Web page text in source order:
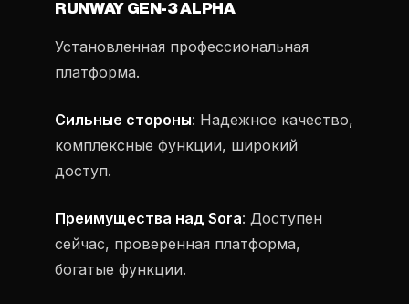
RUNWAY GEN-3 ALPHA
Установленная профессиональная
платформа.
Сильные стороны: Надежное качество,
комплексные функции, широкий
доступ.
Преимущества над Sora: Доступен
сейчас, проверенная платформа,
богатые функции.